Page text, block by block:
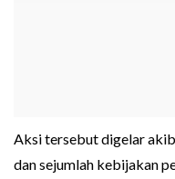
Aksi tersebut digelar
dan sejumlah kebijakan